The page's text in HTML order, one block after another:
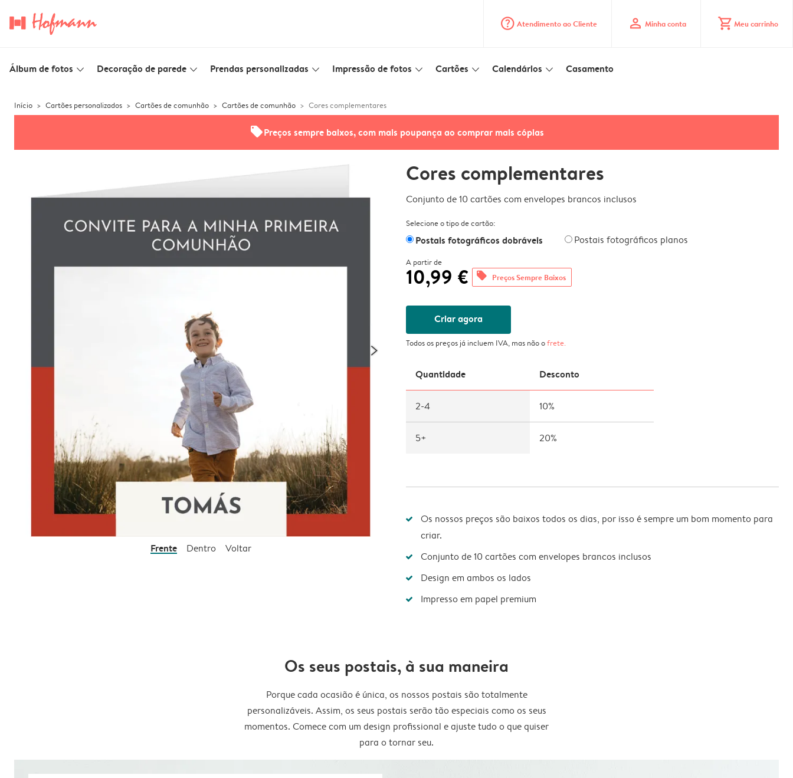
question_mark_circle Atendimento ao Cliente profile Minha conta shopping_cart Meu carrinho
Álbum de fotos slim_arrow_down Decoração de parede slim_arrow_down Prendas personalizadas slim_arrow_down Impressão de fotos slim_arrow_down Cartões slim_arrow_down Calendários slim_arrow_down Casamento
Início Cartões personalizados Cartões de comunhão Cartões de comunhão Cores complementares
offersPreços sempre baixos, com mais poupança ao comprar mais cópias
Frente Dentro Voltar
Cores complementares
Conjunto de 10 cartões com envelopes brancos inclusos
Selecione o tipo de cartão:
Postais fotográficos dobráveis Postais fotográficos planos
A partir de
10,99 € offers Preços Sempre Baixos
Criar agora
Todos os preços já incluem IVA, mas não ofrete.
Quantidade Desconto
2-4 10%
5+ 20%
Os nossos preços são baixos todos os dias, por isso é sempre um bom momento para
criar.
Conjunto de 10 cartões com envelopes brancos inclusos
Design em ambos os lados
Impresso em papel premium
Os seus postais, à sua maneira
Porque cada ocasião é única, os nossos postais são totalmente
personalizáveis. Assim, os seus postais serão tão especiais como os seus
momentos. Comece com um design profissional e ajuste tudo o que quiser
para o tornar seu.